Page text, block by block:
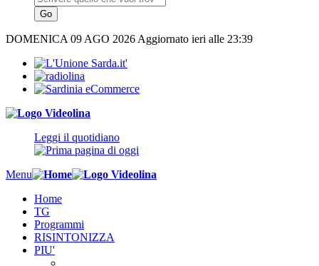
DOMENICA 09 AGO 2026 Aggiornato ieri alle 23:39
Leggi il quotidiano
Menu
Home
TG
Programmi
RISINTONIZZA
PIU'